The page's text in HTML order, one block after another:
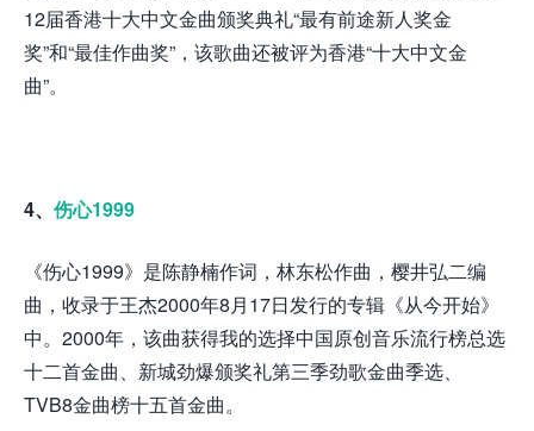
12届香港十大中文金曲颁奖典礼“最有前途新人奖金
奖”和“最佳作曲奖”，该歌曲还被评为香港“十大中文金
曲”。
4、 伤心1999
《伤心1999》是陈静楠作词，林东松作曲，樱井弘二编
曲，收录于王杰2000年8月17日发行的专辑《从今开始》
中。2000年，该曲获得我的选择中国原创音乐流行榜总选
十二首金曲、新城劲爆颁奖礼第三季劲歌金曲季选、
TVB8金曲榜十五首金曲。